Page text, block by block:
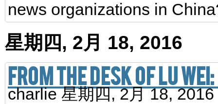
news organizations in
星期四, 2月 18, 2016
From the desk of Lu
charlie星期四, 2月 18, 2016